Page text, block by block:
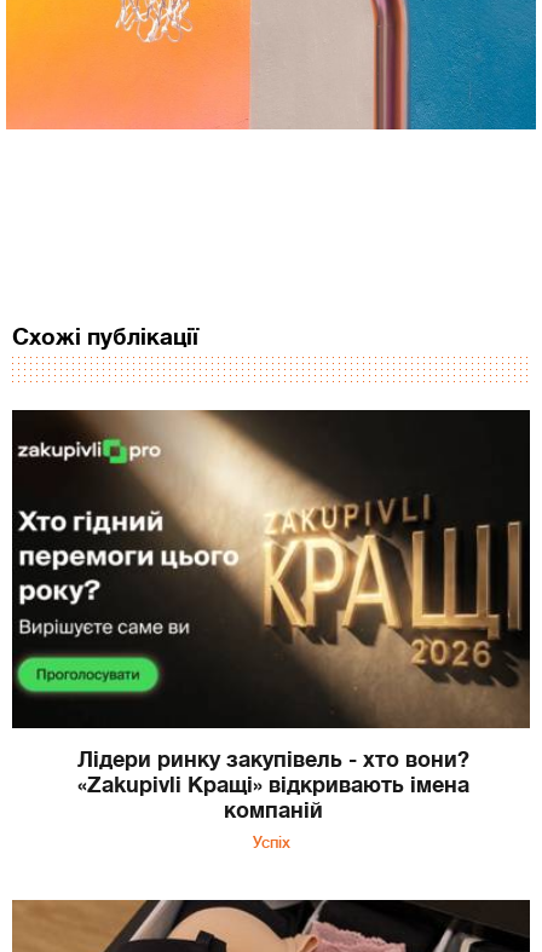
Схожі публікації
Лідери ринку закупівель - хто вони?
«Zakupivli Кращі» відкривають імена
компаній
Успіх